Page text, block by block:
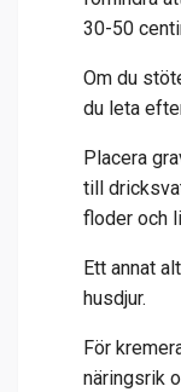
30-50
Om du
du leta
Placera
till
floder och
Ett annat
husdjur.
För
näringsrik